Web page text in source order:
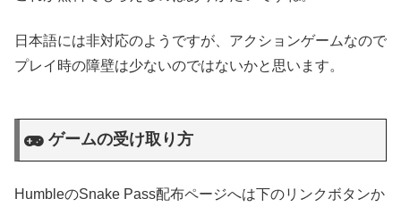
日本語には非対応のようですが、アクションゲームなので
プレイ時の障壁は少ないのではないかと思います。
ゲームの受け取り方
HumbleのSnake Pass配布ページへは下のリンクボタンか